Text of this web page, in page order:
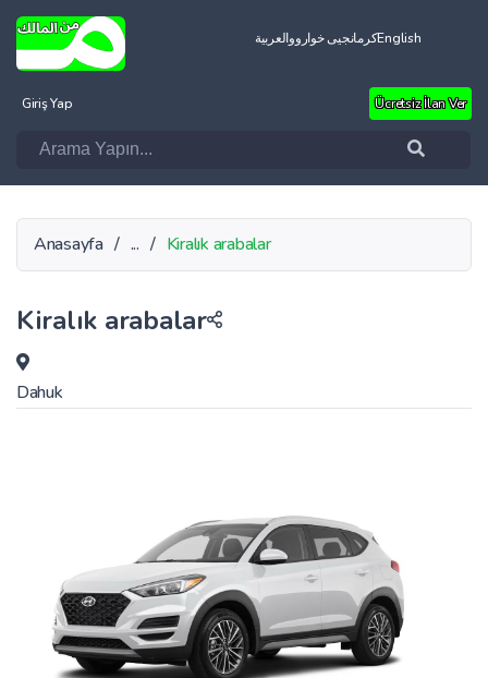
العربيةکرمانجیی خوارووEnglish
Giriş Yap Ücretsiz İlan Ver
Anasayfa / ... / Kiralık arabalar
Kiralık arabalar
Dahuk